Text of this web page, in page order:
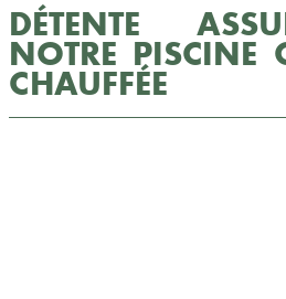
DÉTENTE
NOTRE PISCINE
CHAUFFÉE